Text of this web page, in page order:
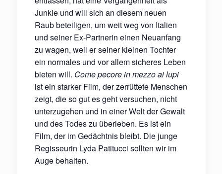
Junkie und will sich an diesem neuen
Raub beteiligen, um weit weg von Italien
und seiner Ex-Partnerin einen Neuanfang
zu wagen, weil er seiner kleinen Tochter
ein normales und vor allem sicheres Leben
bieten will. Come pecore in mezzo ai lupi
ist ein starker Film, der zerrüttete Menschen
zeigt, die so gut es geht versuchen, nicht
unterzugehen und in einer Welt der Gewalt
und des Todes zu überleben. Es ist ein
Film, der im Gedächtnis bleibt. Die junge
Regisseurin Lyda Patitucci sollten wir im
Auge behalten.